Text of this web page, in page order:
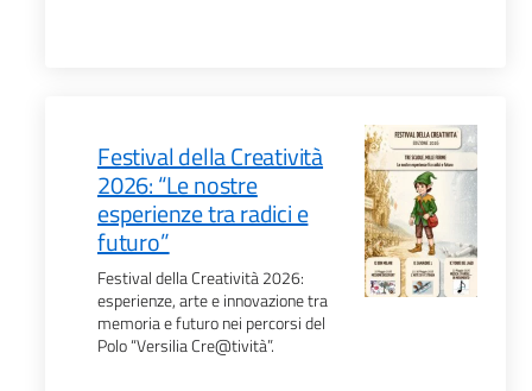
Festival della Creatività
2026: “Le nostre
esperienze tra radici e
futuro”
Festival della Creatività 2026:
esperienze, arte e innovazione tra
memoria e futuro nei percorsi del
Polo “Versilia Cre@tività”.